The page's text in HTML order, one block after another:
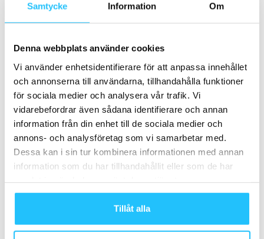
Samtycke Information Om
Denna webbplats använder cookies
Vi använder enhetsidentifierare för att anpassa innehållet
och annonserna till användarna, tillhandahålla funktioner
för sociala medier och analysera vår trafik. Vi
vidarebefordrar även sådana identifierare och annan
information från din enhet till de sociala medier och
annons- och analysföretag som vi samarbetar med.
Dessa kan i sin tur kombinera informationen med annan
information som du har tillhandahållit eller som de har
Tillåt alla
Relaterade artiklar Mer av samma författare
Hälsa
I dag är det International Self-Care Day
– en möjlighet för träningsbranschen
att lyfta hälsovanor
Hälsa
WHO öppnar för GLP-1-läkemedel i
nya riktlinjer för behandling av
obesitas
Hälsa
Ny WHO-rapport: Svensk miljardnota
för bristen på fysisk aktivitet